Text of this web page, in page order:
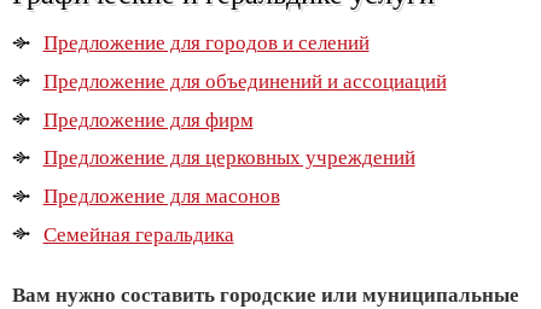
Предложение для городов и селений
Предложение для объединений и ассоциаций
Предложение для фирм
Предложение для церковных учреждений
Предложение для масонов
Семейная геральдика
Вам нужно составить городские или муниципальные